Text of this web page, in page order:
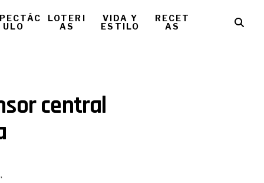
ULO
LOTERI
AS
VIDA Y
ESTILO
RECET
AS
central